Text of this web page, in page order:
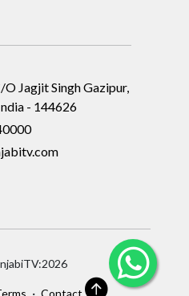
Jagjit Singh Gazipur,
- 144626
·